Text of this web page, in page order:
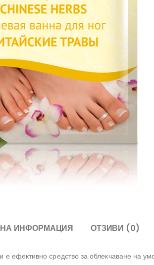
ИНФОРМАЦИЯ ОТЗИВИ (0)
е ефективно средство за облекчаване на